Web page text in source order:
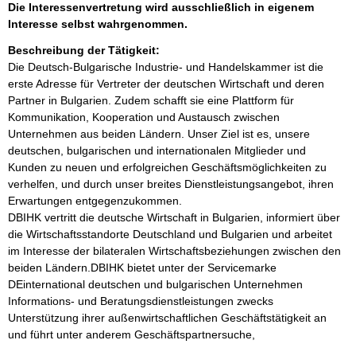
Die Interessenvertretung wird ausschließlich in eigenem
Interesse selbst wahrgenommen.
Beschreibung der Tätigkeit:
Die Deutsch-Bulgarische Industrie- und Handelskammer ist die
erste Adresse für Vertreter der deutschen Wirtschaft und deren
Partner in Bulgarien. Zudem schafft sie eine Plattform für
Kommunikation, Kooperation und Austausch zwischen
Unternehmen aus beiden Ländern. Unser Ziel ist es, unsere
deutschen, bulgarischen und internationalen Mitglieder und
Kunden zu neuen und erfolgreichen Geschäftsmöglichkeiten zu
verhelfen, und durch unser breites Dienstleistungsangebot, ihren
Erwartungen entgegenzukommen.
DBIHK vertritt die deutsche Wirtschaft in Bulgarien, informiert über
die Wirtschaftsstandorte Deutschland und Bulgarien und arbeitet
im Interesse der bilateralen Wirtschaftsbeziehungen zwischen den
beiden Ländern.DBIHK bietet unter der Servicemarke
DEinternational deutschen und bulgarischen Unternehmen
Informations- und Beratungsdienstleistungen zwecks
Unterstützung ihrer außenwirtschaftlichen Geschäftstätigkeit an
und führt unter anderem Geschäftspartnersuche,